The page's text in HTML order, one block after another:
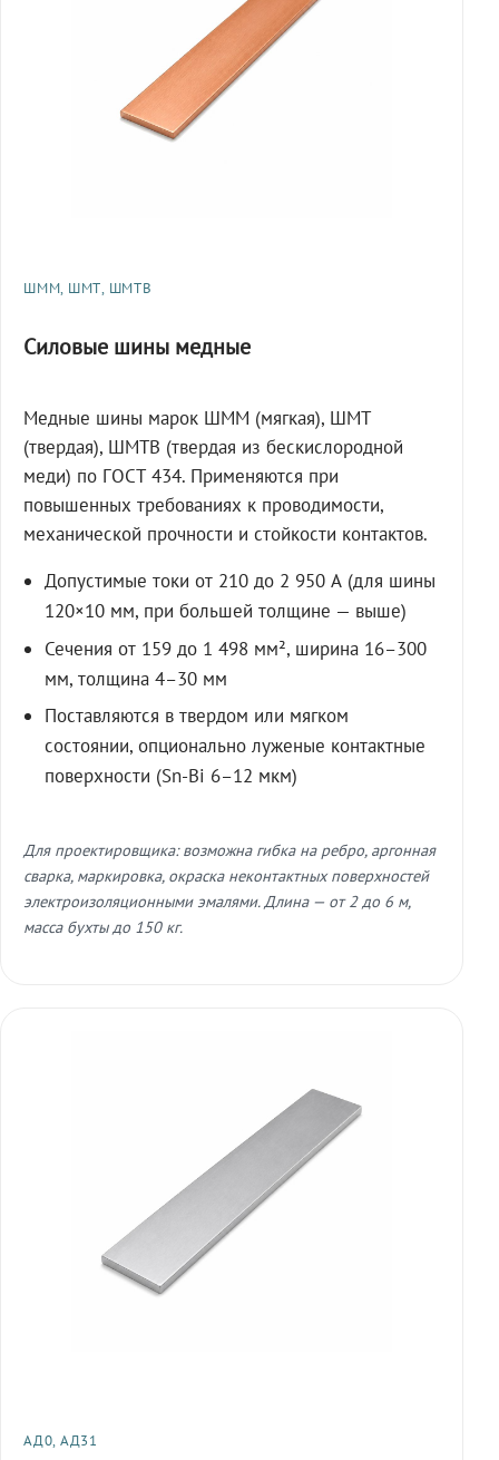
ШММ, ШМТ, ШМТВ
Силовые шины медные
Медные шины марок ШММ (мягкая), ШМТ
(твердая), ШМТВ (твердая из бескислородной
меди) по ГОСТ 434. Применяются при
повышенных требованиях к проводимости,
механической прочности и стойкости контактов.
Допустимые токи от 210 до 2 950 А (для шины
120×10 мм, при большей толщине — выше)
Сечения от 159 до 1 498 мм², ширина 16–300
мм, толщина 4–30 мм
Поставляются в твердом или мягком
состоянии, опционально луженые контактные
поверхности (Sn-Bi 6–12 мкм)
Для проектировщика: возможна гибка на ребро, аргонная
сварка, маркировка, окраска неконтактных поверхностей
электроизоляционными эмалями. Длина — от 2 до 6 м,
масса бухты до 150 кг.
АД0, АД31